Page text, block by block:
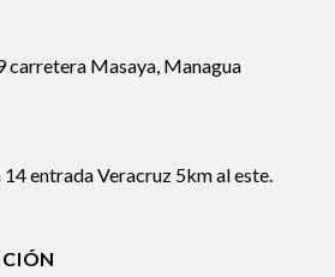
carretera Masaya, Managua
entrada Veracruz 5km al este.